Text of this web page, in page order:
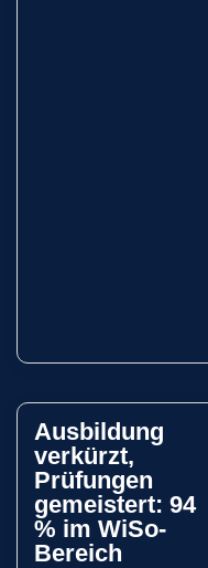
Ausbildung
verkürzt,
Prüfungen
gemeistert: 94
% im WiSo-
Bereich